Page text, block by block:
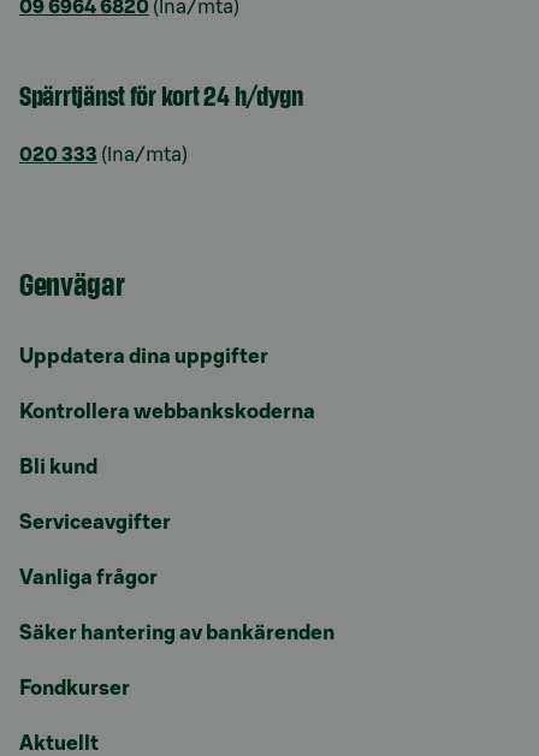
09 6964 6820 (lna/mta)
Spärrtjänst för kort 24 h/dygn
020 333 (lna/mta)
Genvägar
Uppdatera dina uppgifter
Kontrollera webbankskoderna
Bli kund
Serviceavgifter
Vanliga frågor
Säker hantering av bankärenden
Fondkurser
Aktuellt